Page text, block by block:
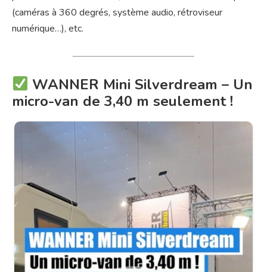
(caméras à 360 degrés, système audio, rétroviseur
numérique…), etc.
WANNER Mini Silverdream – Un
micro-van de 3,40 m seulement !